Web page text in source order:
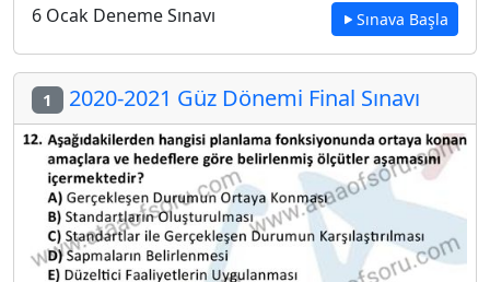
6 Ocak Deneme Sınavı Sınava Başla
1 2020-2021 Güz Dönemi Final Sınavı